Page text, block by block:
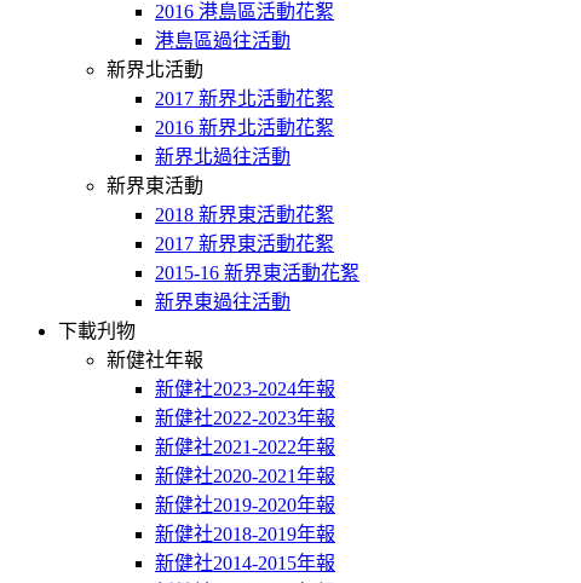
2016 港島區活動花絮
港島區過往活動
新界北活動
2017 新界北活動花絮
2016 新界北活動花絮
新界北過往活動
新界東活動
2018 新界東活動花絮
2017 新界東活動花絮
2015-16 新界東活動花絮
新界東過往活動
下載刋物
新健社年報
新健社2023-2024年報
新健社2022-2023年報
新健社2021-2022年報
新健社2020-2021年報
新健社2019-2020年報
新健社2018-2019年報
新健社2014-2015年報